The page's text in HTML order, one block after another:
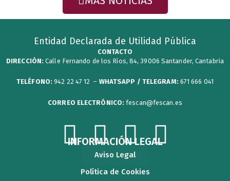
Entidad Declarada de Utilidad Pública
CONTACTO
DIRECCIÓN: Calle Fernando de los Ríos, 84, 39006 Santander, Cantabria
TELÉFONO: 942 22 47 12 – WHATSAPP / TELEGRAM: 671 666 041
CORREO ELECTRÓNICO: fescan@fescan.es
F
a
T
w
Y
o
I
INFORMACIÓN LEGAL
Aviso Legal
Política de Cookies